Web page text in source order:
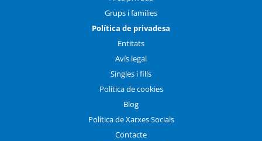
Grups i famílies
Política de privadesa
Entitats
Avís legal
Singles i fills
Política de cookies
Blog
Política de Xarxes Socials
Contacte